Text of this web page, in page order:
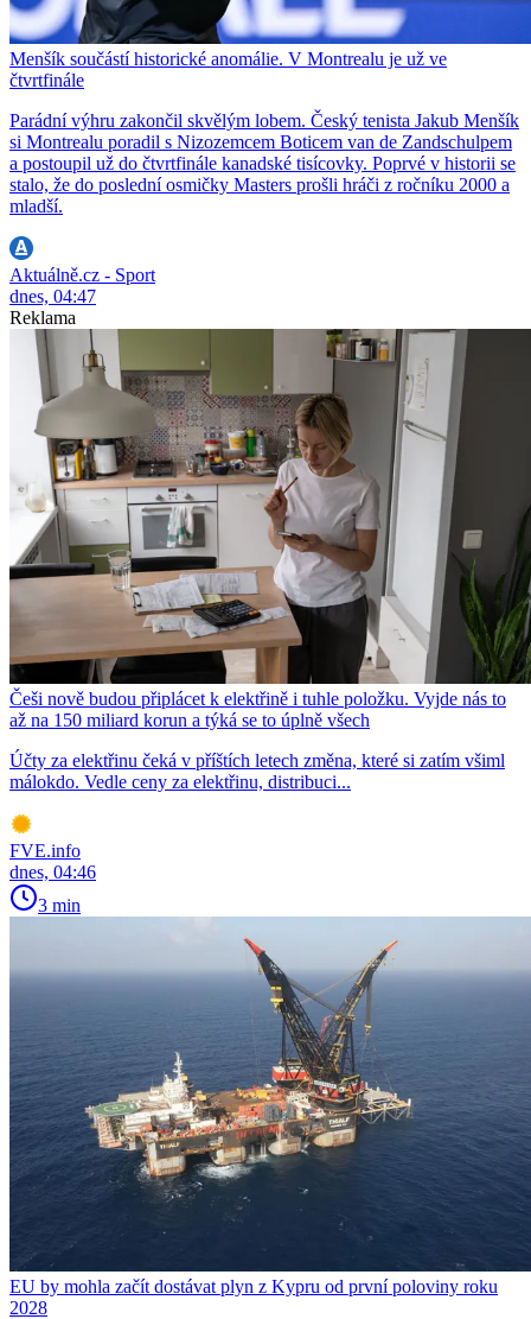
Menšík součástí historické anomálie. V Montrealu je už ve
čtvrtfinále
Parádní výhru zakončil skvělým lobem. Český tenista Jakub Menšík
si Montrealu poradil s Nizozemcem Boticem van de Zandschulpem
a postoupil už do čtvrtfinále kanadské tisícovky. Poprvé v historii se
stalo, že do poslední osmičky Masters prošli hráči z ročníku 2000 a
mladší.
Aktuálně.cz - Sport
dnes, 04:47
Reklama
Češi nově budou připlácet k elektřině i tuhle položku. Vyjde nás to
až na 150 miliard korun a týká se to úplně všech
Účty za elektřinu čeká v příštích letech změna, které si zatím všiml
málokdo. Vedle ceny za elektřinu, distribuci...
FVE.info
dnes, 04:46
3 min
EU by mohla začít dostávat plyn z Kypru od první poloviny roku
2028